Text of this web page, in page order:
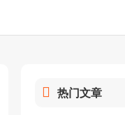
热门文章